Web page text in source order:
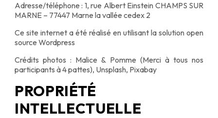
Adresse/téléphone : 1, rue Albert Einstein CHAMPS SUR
MARNE – 77447 Marne la vallée cedex 2
Ce site internet a été réalisé en utilisant la solution open
source Wordpress
Crédits photos : Malice & Pomme (Merci à tous nos
participants à 4 pattes), Unsplash, Pixabay
PROPRIÉTÉ
INTELLECTUELLE